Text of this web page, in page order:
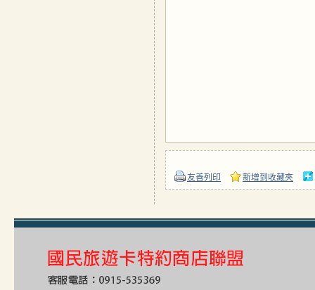
友善列印 新增到收藏夾